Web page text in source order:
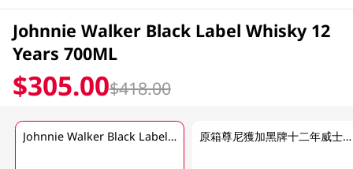
Johnnie Walker Black Label Whisky 12
Years 700ML
$305.00$418.00
Johnnie Walker Black Label Whisky 12 Years 700ML 原箱尊尼獲加黑牌十二年威士忌12 x 700ML